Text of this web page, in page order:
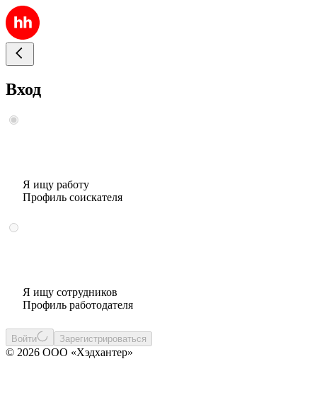
Вход
Я ищу работу
Профиль соискателя
Я ищу сотрудников
Профиль работодателя
Войти Зарегистрироваться
© 2026 ООО «Хэдхантер»